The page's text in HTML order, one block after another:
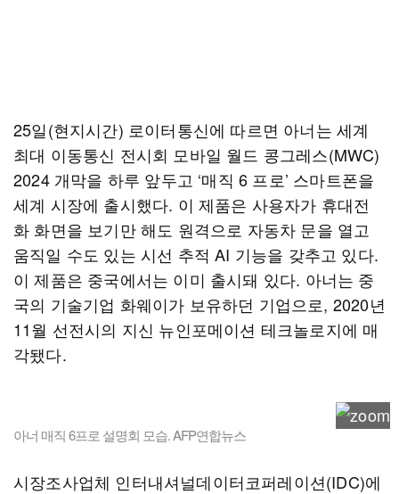
25일(현지시간) 로이터통신에 따르면 아너는 세계
최대 이동통신 전시회 모바일 월드 콩그레스(MWC)
2024 개막을 하루 앞두고 ‘매직 6 프로’ 스마트폰을
세계 시장에 출시했다. 이 제품은 사용자가 휴대전
화 화면을 보기만 해도 원격으로 자동차 문을 열고
움직일 수도 있는 시선 추적 AI 기능을 갖추고 있다.
이 제품은 중국에서는 이미 출시돼 있다. 아너는 중
국의 기술기업 화웨이가 보유하던 기업으로, 2020년
11월 선전시의 지신 뉴인포메이션 테크놀로지에 매
각됐다.
아너 매직 6프로 설명회 모습. AFP연합뉴스
시장조사업체 인터내셔널데이터코퍼레이션(IDC)에